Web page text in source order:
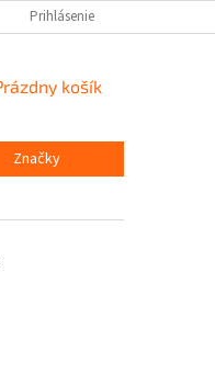
Prihlásenie
košík
Značky